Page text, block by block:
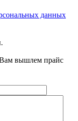
данных
вышлем прайс